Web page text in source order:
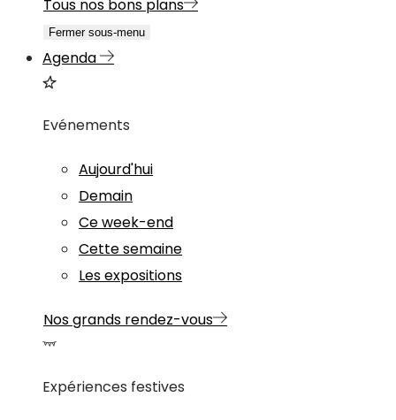
Tous nos bons plans
Fermer sous-menu
Agenda
Evénements
Aujourd'hui
Demain
Ce week-end
Cette semaine
Les expositions
Nos grands rendez-vous
Expériences festives